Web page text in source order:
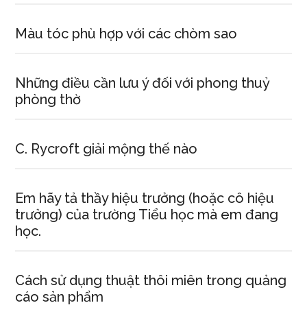
Màu tóc phù hợp với các chòm sao
Những điều cần lưu ý đối với phong thuỷ
phòng thờ
C. Rycroft giải mộng thế nào
Em hãy tả thầy hiệu trưởng (hoặc cô hiệu
trưởng) của trường Tiểu học mà em đang
học.
Cách sử dụng thuật thôi miên trong quảng
cáo sản phẩm